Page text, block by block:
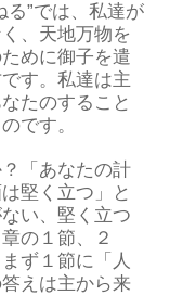
る”では、私達が
、天地万物を
めに御子を遣
す。私達は主
たのすること
です。
「あなたの計
堅く立つ」と
い、堅く立つ
の１節、２
ず１節に「人
えは主から来